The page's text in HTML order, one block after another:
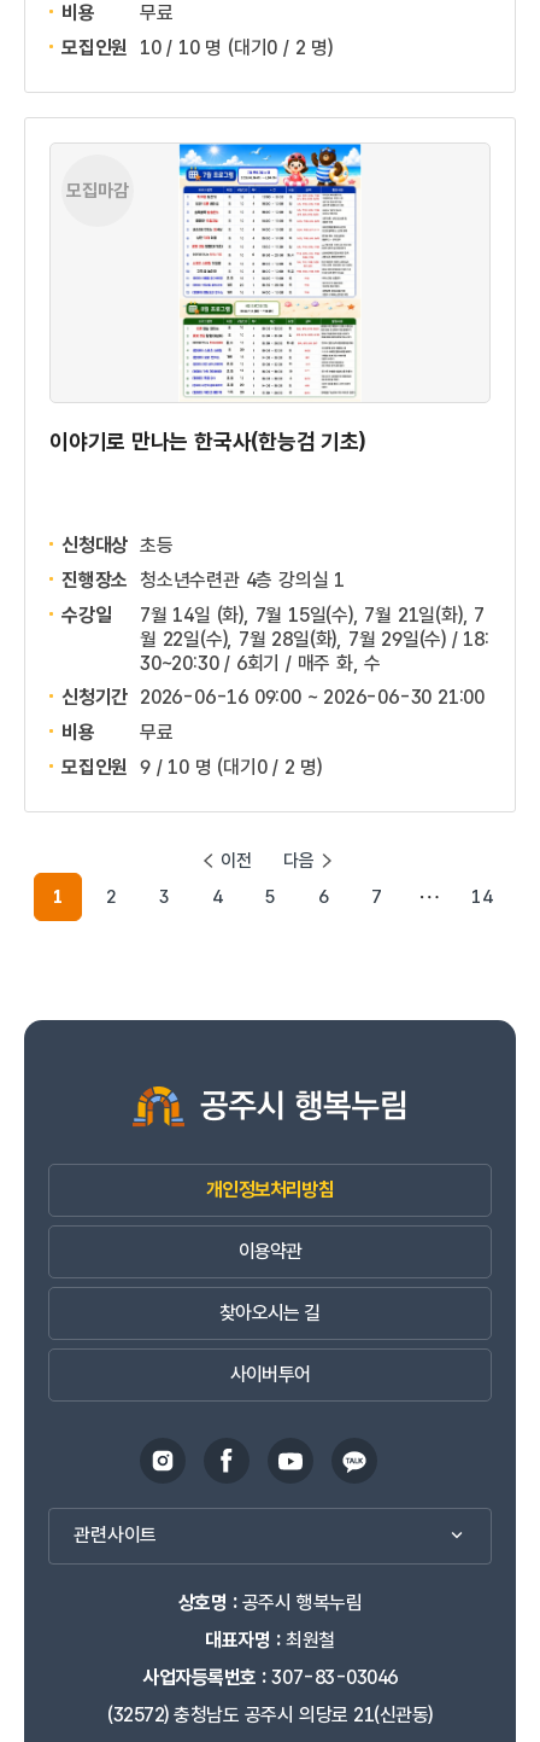
비용
무료
모집인원
10 / 10 명 (대기0 / 2 명)
모집마감
이야기로 만나는 한국사(한능검 기초)
신청대상 초등
진행장소 청소년수련관 4층 강의실 1
수강일
7월 14일 (화), 7월 15일(수), 7월 21일(화), 7
월 22일(수), 7월 28일(화), 7월 29일(수) / 18:
30~20:30 / 6회기 / 매주 화, 수
신청기간 2026-06-16 09:00 ~ 2026-06-30 21:00
비용
무료
모집인원
9 / 10 명 (대기0 / 2 명)
이전
1
2 3 4 5 6 7 14
다음
개인정보처리방침
이용약관
찾아오시는 길
사이버투어
관련사이트
상호명 :공주시 행복누림
대표자명 :최원철
사업자등록번호 :307-83-03046
(32572) 충청남도 공주시 의당로 21(신관동)